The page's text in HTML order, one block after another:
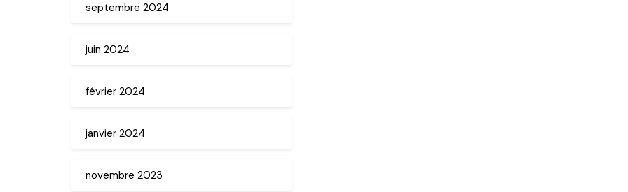
septembre 2024
juin 2024
février 2024
janvier 2024
novembre 2023